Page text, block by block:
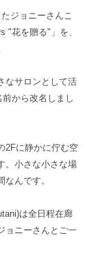
ジョニーさんこ
"花を贈る"」を、
なサロンとして活
から改名しまし
2Fに静かに佇む空
。小さな小さな場
んです。
は全日程在廊
ョニーさんとご一